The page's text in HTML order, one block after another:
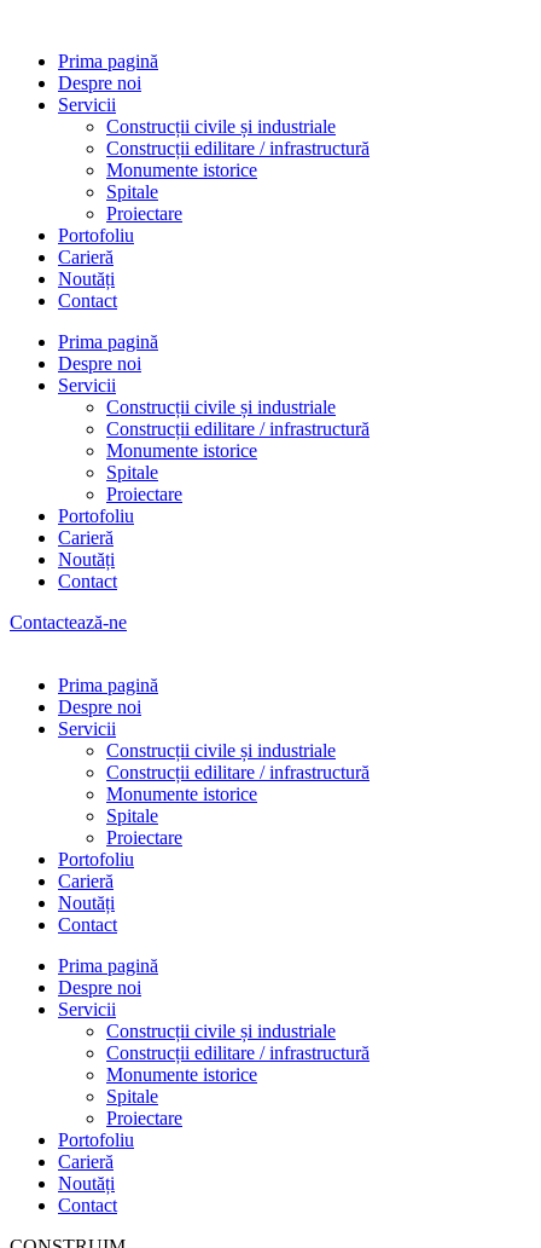
Prima pagină
Despre noi
Servicii
Construcții civile și industriale
Construcții edilitare / infrastructură
Monumente istorice
Spitale
Proiectare
Portofoliu
Carieră
Noutăți
Contact
Prima pagină
Despre noi
Servicii
Construcții civile și industriale
Construcții edilitare / infrastructură
Monumente istorice
Spitale
Proiectare
Portofoliu
Carieră
Noutăți
Contact
Contactează-ne
Prima pagină
Despre noi
Servicii
Construcții civile și industriale
Construcții edilitare / infrastructură
Monumente istorice
Spitale
Proiectare
Portofoliu
Carieră
Noutăți
Contact
Prima pagină
Despre noi
Servicii
Construcții civile și industriale
Construcții edilitare / infrastructură
Monumente istorice
Spitale
Proiectare
Portofoliu
Carieră
Noutăți
Contact